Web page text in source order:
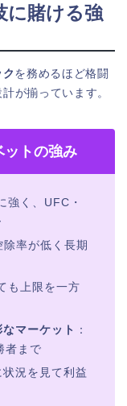
に賭ける強
を務めるほど格闘
が揃っています。
ットの強み
強く、UFC・
除率が低く長期
も上限を一方
マーケット
：
者まで
状況を見て利益